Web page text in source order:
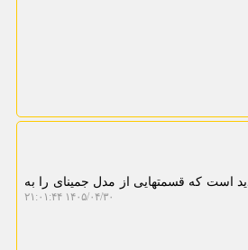
است که قسمتهایی از مدل جمینای را به
۱۴۰۵/۰۴/۳۰ ۲۱:۰۱:۴۴